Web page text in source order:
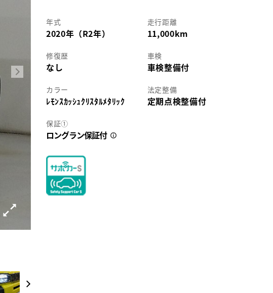
年式
2020年（R2年）
走行距離
11,000km
修復歴
なし
車検
車検整備付
カラー
ﾚﾓﾝｽｶｯｼｭｸﾘｽﾀﾙﾒﾀﾘｯｸ
法定整備
定期点検整備付
保証①
ロングラン保証付